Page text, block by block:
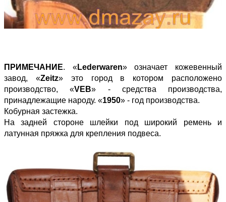
ПРИМЕЧАНИЕ. «Lederwaren» означает кожевенный
завод, «Zeitz» это город в котором расположено
производство, «VEB» - средства производства,
принадлежащие народу. «1950» - год производства.
Кобурная застежка.
На задней стороне шлейки под широкий ремень и
латунная пряжка для крепления подвеса.